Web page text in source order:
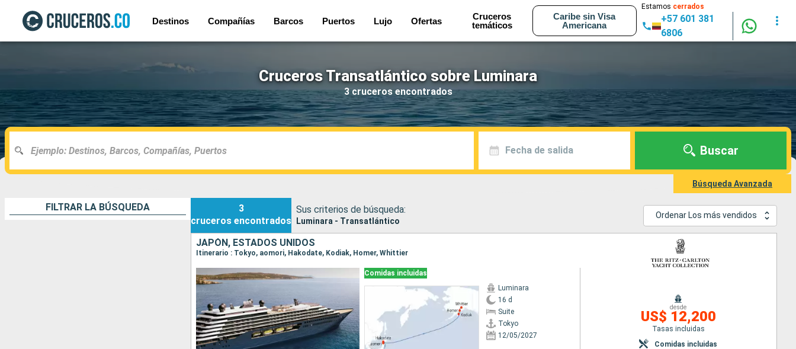
Destinos Compañías Barcos Puertos Lujo Ofertas
Cruceros
temáticos
Caribe sin Visa
Americana
Estamos cerrados
+57 601 381
6806
Cruceros Transatlántico sobre Luminara
3 cruceros encontrados
Fecha de salida Buscar
Búsqueda Avanzada
FILTRAR LA BÚSQUEDA
3
cruceros encontrados
Sus criterios de búsqueda:
Luminara - Transatlántico
Ordenar Los más vendidos
JAPÓN, ESTADOS UNIDOS
Itinerario : Tokyo, aomori, Hakodate, Kodiak, Homer, Whittier
Comidas incluidas
Luminara
16 d
Suite
Tokyo
12/05/2027
desde
US$ 12,200
Tasas incluidas
Comidas incluidas